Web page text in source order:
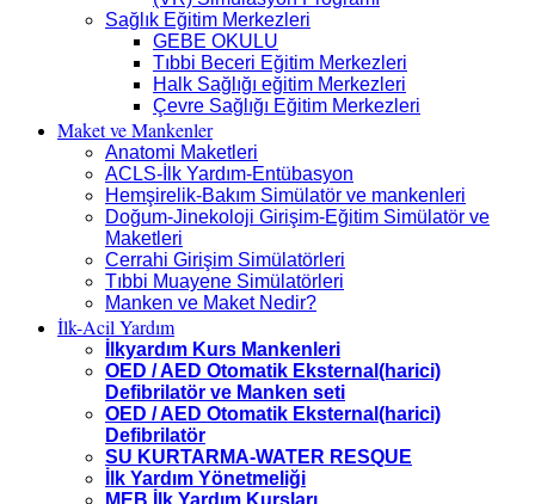
Sağlık Eğitim Merkezleri
GEBE OKULU
Tıbbi Beceri Eğitim Merkezleri
Halk Sağlığı eğitim Merkezleri
Çevre Sağlığı Eğitim Merkezleri
Maket ve Mankenler
Anatomi Maketleri
ACLS-İlk Yardım-Entübasyon
Hemşirelik-Bakım Simülatör ve mankenleri
Doğum-Jinekoloji Girişim-Eğitim Simülatör ve
Maketleri
Cerrahi Girişim Simülatörleri
Tıbbi Muayene Simülatörleri
Manken ve Maket Nedir?
İlk-Acil Yardım
İlkyardım Kurs Mankenleri
OED / AED Otomatik Eksternal(harici)
Defibrilatör ve Manken seti
OED / AED Otomatik Eksternal(harici)
Defibrilatör
SU KURTARMA-WATER RESQUE
İlk Yardım Yönetmeliği